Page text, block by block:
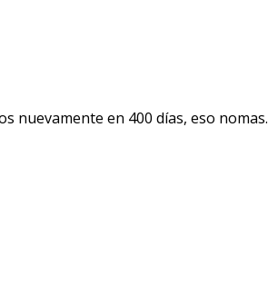
nuevamente en 400 días, eso nomas.